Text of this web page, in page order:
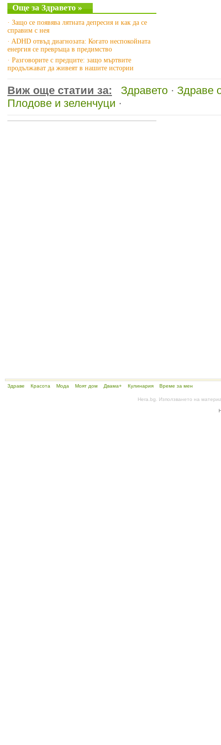
Още за Здравето »
· Защо се появява лятната депресия и как да се
справим с нея
· ADHD отвъд диагнозата: Когато неспокойната
енергия се превръща в предимство
· Разговорите с предците: защо мъртвите
продължават да живеят в нашите истории
Виж още статии за: Здравето · Здраве
Плодове и зеленчуци ·
Здраве Красота Мода Моят дом Двама+ Кулинария Време за мен
Hera.bg. Използването на